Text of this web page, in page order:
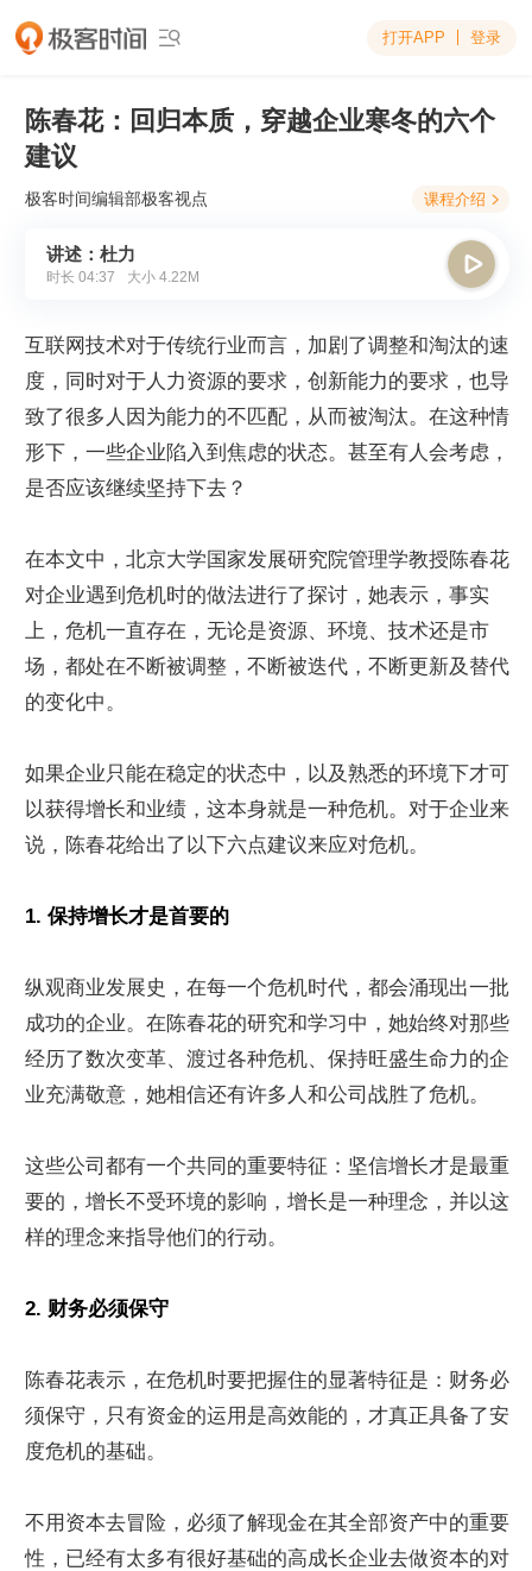
 打开APP 登录
陈春花：回归本质，穿越企业寒冬的六个
建议
极客时间编辑部极客视点 课程介绍 
讲述：杜力
时长 04:37 大小 4.22M

互联网技术对于传统行业而言，加剧了调整和淘汰的速
度，同时对于人力资源的要求，创新能力的要求，也导
致了很多人因为能力的不匹配，从而被淘汰。在这种情
形下，一些企业陷入到焦虑的状态。甚至有人会考虑，
是否应该继续坚持下去？
在本文中，北京大学国家发展研究院管理学教授陈春花
对企业遇到危机时的做法进行了探讨，她表示，事实
上，危机一直存在，无论是资源、环境、技术还是市
场，都处在不断被调整，不断被迭代，不断更新及替代
的变化中。
如果企业只能在稳定的状态中，以及熟悉的环境下才可
以获得增长和业绩，这本身就是一种危机。对于企业来
说，陈春花给出了以下六点建议来应对危机。
1. 保持增长才是首要的
纵观商业发展史，在每一个危机时代，都会涌现出一批
成功的企业。在陈春花的研究和学习中，她始终对那些
经历了数次变革、渡过各种危机、保持旺盛生命力的企
业充满敬意，她相信还有许多人和公司战胜了危机。
这些公司都有一个共同的重要特征：坚信增长才是最重
要的，增长不受环境的影响，增长是一种理念，并以这
样的理念来指导他们的行动。
2. 财务必须保守
陈春花表示，在危机时要把握住的显著特征是：财务必
须保守，只有资金的运用是高效能的，才真正具备了安
度危机的基础。
不用资本去冒险，必须了解现金在其全部资产中的重要
性，已经有太多有很好基础的高成长企业去做资本的对